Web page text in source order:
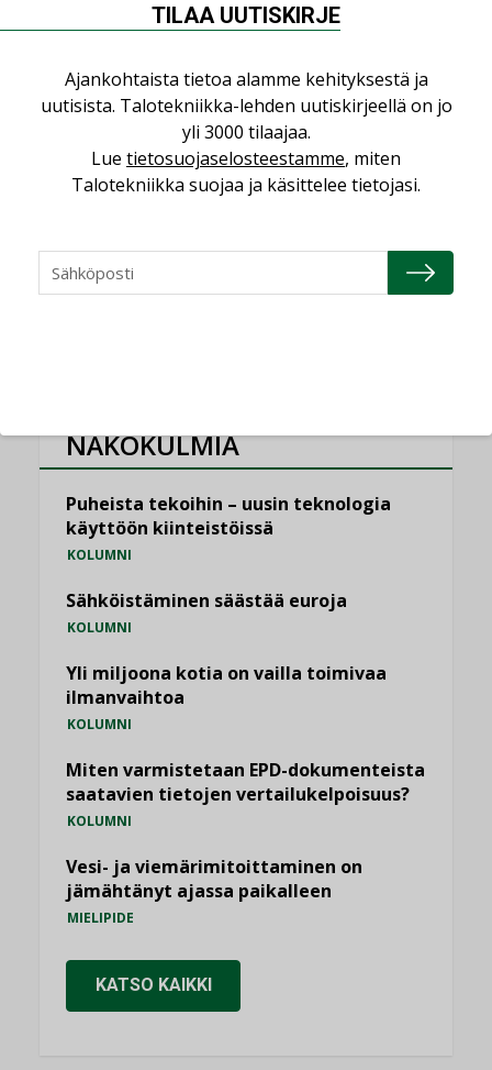
”Tulevat kilpailuedut syntyvät, kun
AJANKOHTAISTA,TILAAJILLE
Puutteellinen eristys lisää lämpöhäviöitä
LEHDEN ARTIKKELIT
Kaivamattomat menetelmät
NÄKÖKULMIA
Puheista tekoihin – uusin teknologia
käyttöön kiinteistöissä
KOLUMNI
Sähköistäminen säästää euroja
KOLUMNI
Yli miljoona kotia on vailla toimivaa
ilmanvaihtoa
KOLUMNI
Miten varmistetaan EPD-dokumenteista
saatavien tietojen vertailukelpoisuus?
KOLUMNI
Vesi- ja viemärimitoittaminen on
jämähtänyt ajassa paikalleen
MIELIPIDE
KATSO KAIKKI
TILAA UUTISKIRJE
Ajankohtaista tietoa alamme kehityksestä ja
uutisista. Talotekniikka-lehden uutiskirjeellä on jo
yli 3000 tilaajaa.
Lue tietosuojaselosteestamme, miten
Talotekniikka suojaa ja käsittelee tietojasi.